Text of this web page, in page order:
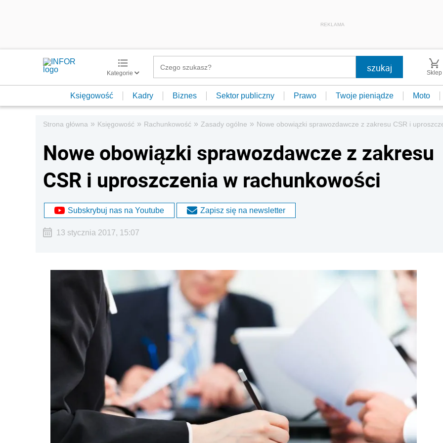
REKLAMA
Kategorie Sklep
Księgowość Kadry Biznes Sektor publiczny Prawo Twoje pieniądze Moto
Strona główna » Księgowość » Rachunkowość » Zasady ogólne » Nowe obowiązki sprawozdawcze z zakresu CSR i
Nowe obowiązki sprawozdawcze z zakresu
CSR i uproszczenia w rachunkowości
Subskrybuj nas na Youtube Zapisz się na newsletter
13 stycznia 2017, 15:07